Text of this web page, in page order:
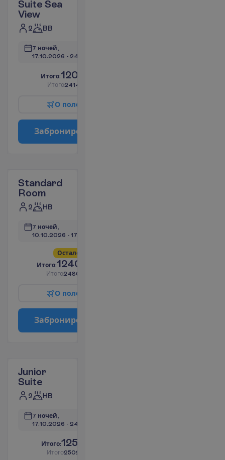
Suite Sea
View
2 BB
7 ночей,
17.10.2026 - 24.10.2026
Итого:1207.12
Итого2414.24
О поле
Заброниро
Standard
Room
2 HB
7 ночей,
10.10.2026 - 17.10.2026
Остало
Итого:1240.48
Итого2480.96
О поле
Заброниро
Junior
Suite
2 HB
7 ночей,
17.10.2026 - 24.10.2026
Итого:1251.32
Итого2502.64